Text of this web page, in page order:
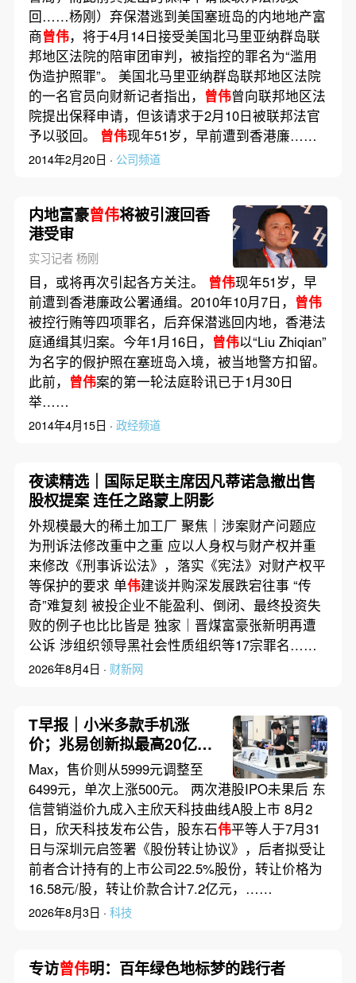
回……杨刚）弃保潜逃到美国塞班岛的内地地产富
商曾伟，将于4月14日接受美国北马里亚纳群岛联
邦地区法院的陪审团审判，被指控的罪名为“滥用
伪造护照罪”。 美国北马里亚纳群岛联邦地区法院
的一名官员向财新记者指出， 曾伟曾向联邦地区法
院提出保释申请，但该请求于2月10日被联邦法官
予以驳回。 曾伟现年51岁，早前遭到香港廉……
2014年2月20日 · 公司频道
内地富豪曾伟将被引渡回香
港受审
实习记者 杨刚
目，或将再次引起各方关注。 曾伟现年51岁，早
前遭到香港廉政公署通缉。2010年10月7日， 曾伟
被控行贿等四项罪名，后弃保潜逃回内地，香港法
庭通缉其归案。今年1月16日， 曾伟以“Liu Zhiqian”
为名字的假护照在塞班岛入境，被当地警方扣留。
此前， 曾伟案的第一轮法庭聆讯已于1月30日
举……
2014年4月15日 · 政经频道
夜读精选｜国际足联主席因凡蒂诺急撤出售
股权提案 连任之路蒙上阴影
外规模最大的稀土加工厂 聚焦｜涉案财产问题应
为刑诉法修改重中之重 应以人身权与财产权并重
来修改《刑事诉讼法》，落实《宪法》对财产权平
等保护的要求 单伟建谈并购深发展跌宕往事 “传
奇”难复刻 被投企业不能盈利、倒闭、最终投资失
败的例子也比比皆是 独家｜晋煤富豪张新明再遭
公诉 涉组织领导黑社会性质组织等17宗罪名……
2026年8月4日 · 财新网
T早报｜小米多款手机涨
价；兆易创新拟最高20亿元
回购股份并注销；
DeepSeek-V4-Flash正式版
发布
Max，售价则从5999元调整至
6499元，单次上涨500元。 两次港股IPO未果后 东
信营销溢价九成入主欣天科技曲线A股上市 8月2
日，欣天科技发布公告，股东石伟平等人于7月31
日与深圳元启签署《股份转让协议》，后者拟受让
前者合计持有的上市公司22.5%股份，转让价格为
16.58元/股，转让价款合计7.2亿元，……
2026年8月3日 · 科技
专访曾伟明：百年绿色地标梦的践行者